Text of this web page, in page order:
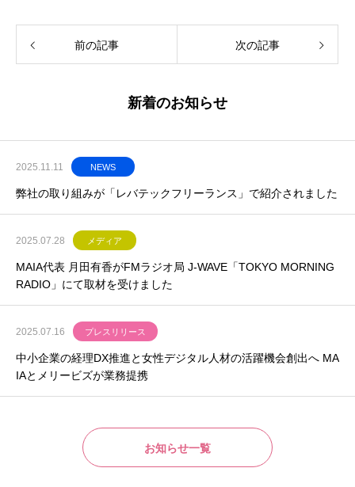
前の記事 次の記事
新着のお知らせ
2025.11.11 NEWS
弊社の取り組みが「レバテックフリーランス」で紹介されました
2025.07.28 メディア
MAIA代表 月田有香がFMラジオ局 J-WAVE「TOKYO MORNING
RADIO」にて取材を受けました
2025.07.16 プレスリリース
中小企業の経理DX推進と女性デジタル人材の活躍機会創出へ MA
IAとメリービズが業務提携
お知らせ一覧